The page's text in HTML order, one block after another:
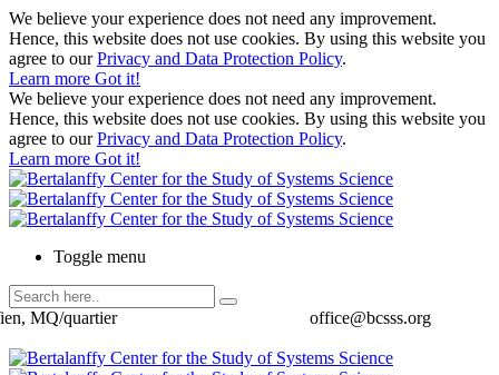
We believe your experience does not need any improvement.
Hence, this website does not use cookies. By using this website you
agree to ourPrivacy and Data Protection Policy.
Learn more Got it!
We believe your experience does not need any improvement.
Hence, this website does not use cookies. By using this website you
agree to ourPrivacy and Data Protection Policy.
Learn more Got it!
Toggle menu
office@bcsss.org
MQ/quartier